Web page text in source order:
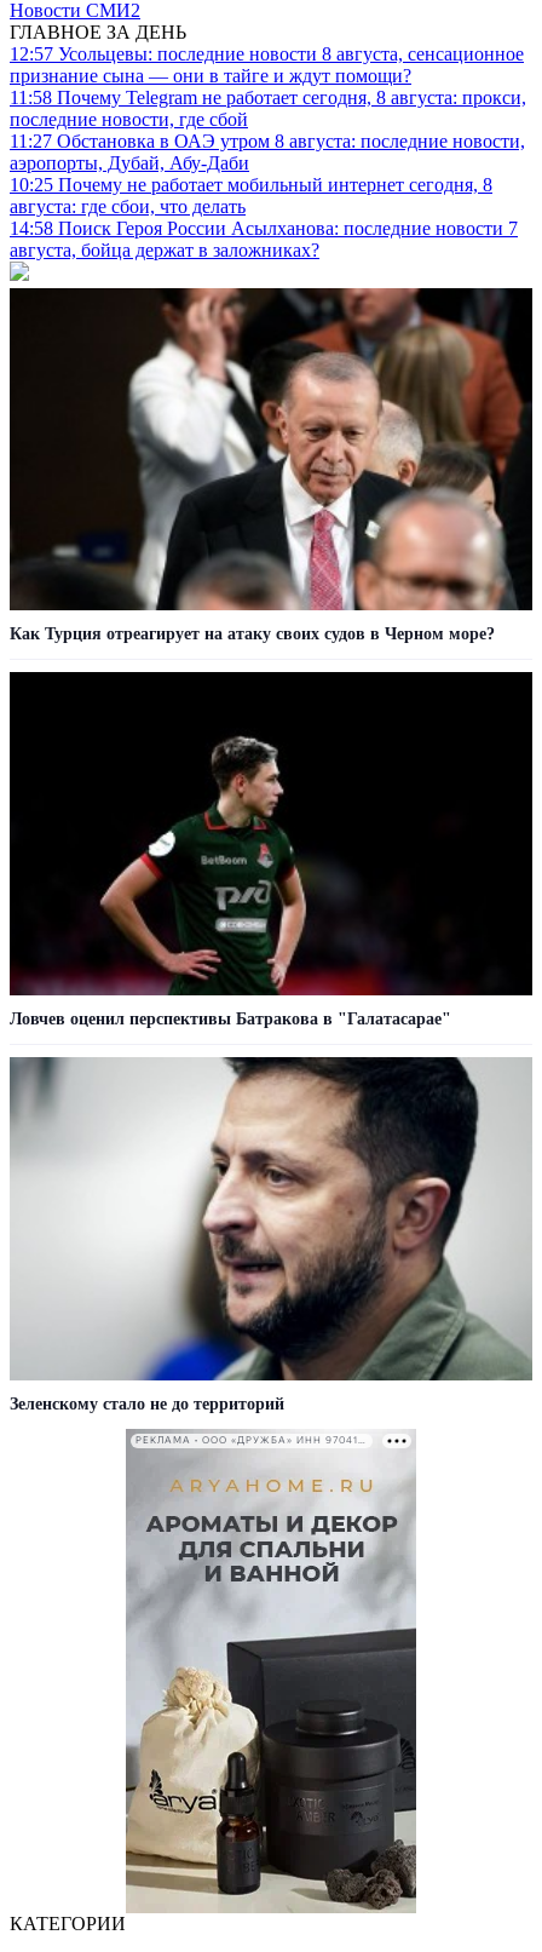
Новости СМИ2
ГЛАВНОЕ ЗА ДЕНЬ
12:57 Усольцевы: последние новости 8 августа, сенсационное
признание сына — они в тайге и ждут помощи?
11:58 Почему Telegram не работает сегодня, 8 августа: прокси,
последние новости, где сбой
11:27 Обстановка в ОАЭ утром 8 августа: последние новости,
аэропорты, Дубай, Абу-Даби
10:25 Почему не работает мобильный интернет сегодня, 8
августа: где сбои, что делать
14:58 Поиск Героя России Асылханова: последние новости 7
августа, бойца держат в заложниках?
Как Турция отреагирует на атаку своих судов в Черном море?
Ловчев оценил перспективы Батракова в "Галатасарае"
Зеленскому стало не до территорий
РЕКЛАМА • ООО «ДРУЖБА» ИНН 9704146411
КАТЕГОРИИ